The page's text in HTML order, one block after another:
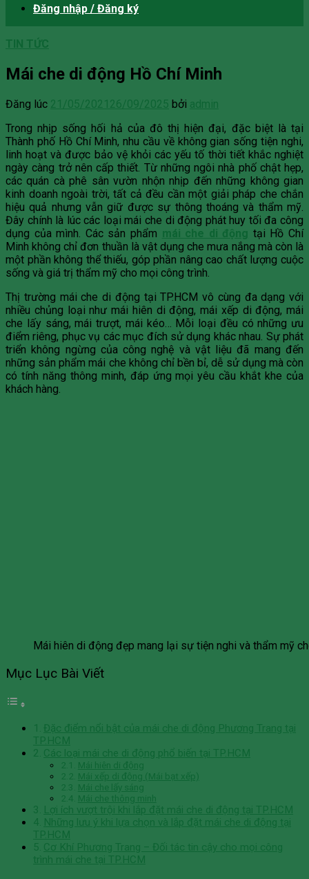
Đăng nhập / Đăng ký
TIN TỨC
Mái che di động Hồ Chí Minh
Đăng lúc 21/05/2021 26/09/2025 bởi admin
Trong nhịp sống hối hả của đô thị hiện đại, đặc biệt là tại
Thành phố Hồ Chí Minh, nhu cầu về không gian sống tiện nghi,
linh hoạt và được bảo vệ khỏi các yếu tố thời tiết khắc nghiệt
ngày càng trở nên cấp thiết. Từ những ngôi nhà phố chật hẹp,
các quán cà phê sân vườn nhộn nhịp đến những không gian
kinh doanh ngoài trời, tất cả đều cần một giải pháp che chắn
hiệu quả nhưng vẫn giữ được sự thông thoáng và thẩm mỹ.
Đây chính là lúc các loại mái che di động phát huy tối đa công
dụng của mình. Các sản phẩm mái che di động tại Hồ Chí
Minh không chỉ đơn thuần là vật dụng che mưa nắng mà còn là
một phần không thể thiếu, góp phần nâng cao chất lượng cuộc
sống và giá trị thẩm mỹ cho mọi công trình.
Thị trường mái che di động tại TP.HCM vô cùng đa dạng với
nhiều chủng loại như mái hiên di động, mái xếp di động, mái
che lấy sáng, mái trượt, mái kéo… Mỗi loại đều có những ưu
điểm riêng, phục vụ các mục đích sử dụng khác nhau. Sự phát
triển không ngừng của công nghệ và vật liệu đã mang đến
những sản phẩm mái che không chỉ bền bỉ, dễ sử dụng mà còn
có tính năng thông minh, đáp ứng mọi yêu cầu khắt khe của
khách hàng.
Mái hiên di động đẹp mang lại sự tiện nghi và thẩm mỹ
Mục Lục Bài Viết
Đặc điểm nổi bật của mái che di động Phương Trang tại
TP.HCM
Các loại mái che di động phổ biến tại TP.HCM
Mái hiên di động
Mái xếp di động (Mái bạt xếp)
Mái che lấy sáng
Mái che thông minh
Lợi ích vượt trội khi lắp đặt mái che di động tại TP.HCM
Những lưu ý khi lựa chọn và lắp đặt mái che di động tại
TP.HCM
Cơ Khí Phương Trang – Đối tác tin cậy cho mọi công
trình mái che tại TP.HCM